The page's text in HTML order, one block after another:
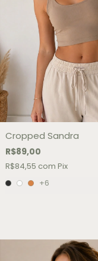
Cropped Sandra
R$89,00
R$84,55 com Pix
+6